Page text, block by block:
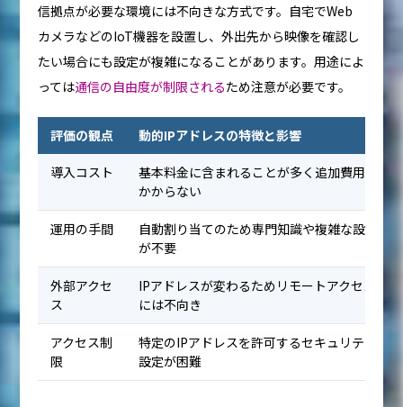
信拠点が必要な環境には不向きな方式です。自宅でWeb
カメラなどのIoT機器を設置し、外出先から映像を確認し
たい場合にも設定が複雑になることがあります。用途によ
っては通信の自由度が制限されるため注意が必要です。
評価の観点 動的IPアドレスの特徴と影響
導入コスト
基本料金に含まれることが多く追加費用が
かからない
運用の手間
自動割り当てのため専門知識や複雑な設定
が不要
外部アクセ
ス
IPアドレスが変わるためリモートアクセス
には不向き
アクセス制
限
特定のIPアドレスを許可するセキュリティ
設定が困難